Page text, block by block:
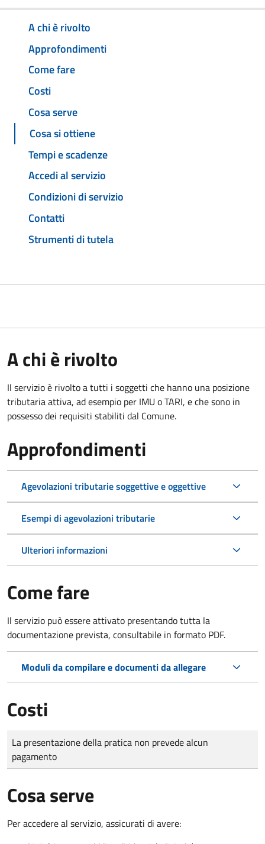
A chi è rivolto
Approfondimenti
Come fare
Costi
Cosa serve
Cosa si ottiene
Tempi e scadenze
Accedi al servizio
Condizioni di servizio
Contatti
Strumenti di tutela
A chi è rivolto
Il servizio è rivolto a tutti i soggetti che hanno una posizione
tributaria attiva, ad esempio per IMU o TARI, e che sono in
possesso dei requisiti stabiliti dal Comune.
Approfondimenti
Agevolazioni tributarie soggettive e oggettive
Esempi di agevolazioni tributarie
Ulteriori informazioni
Come fare
Il servizio può essere attivato presentando tutta la
documentazione prevista, consultabile in formato PDF.
Moduli da compilare e documenti da allegare
Costi
Tipo di pagamento
Importo
La presentazione della pratica non prevede alcun
pagamento
Cosa serve
Per accedere al servizio, assicurati di avere: